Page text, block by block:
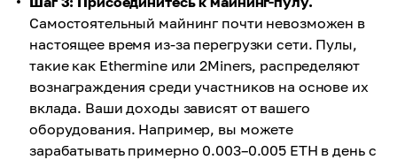
Самостоятельный майнинг почти невозможен в
настоящее время из-за перегрузки сети. Пулы,
такие как Ethermine или 2Miners, распределяют
вознаграждения среди участников на основе их
вклада. Ваши доходы зависят от вашего
оборудования. Например, вы можете
зарабатывать примерно 0.003–0.005 ETH в день с